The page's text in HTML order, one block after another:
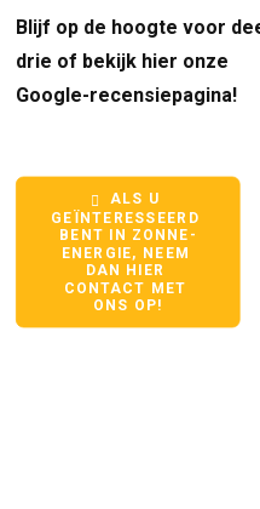
Blijf op de hoogte voor
drie of bekijk hier onze
Google-recensiepagina!
ALS U
GEÏNTERESSEERD
BENT IN ZONNE-
ENERGIE, NEEM
DAN HIER
CONTACT MET
ONS OP!